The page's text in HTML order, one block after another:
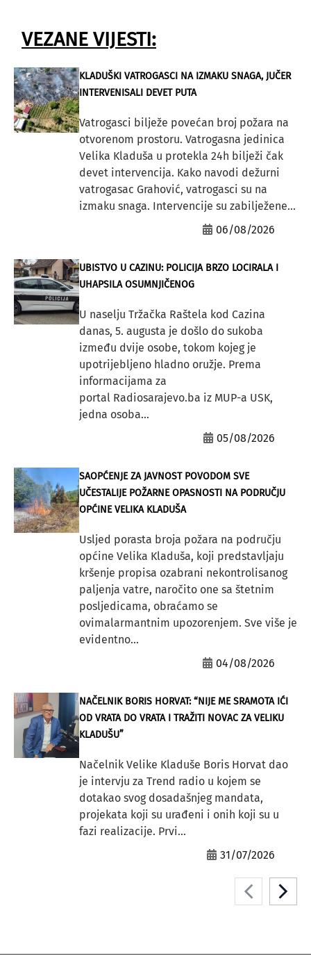
VEZANE VIJESTI:
KLADUŠKI VATROGASCI NA IZMAKU SNAGA, JUČER
INTERVENISALI DEVET PUTA
Vatrogasci bilježe povećan broj požara na
otvorenom prostoru. Vatrogasna jedinica
Velika Kladuša u protekla 24h bilježi čak
devet intervencija. Kako navodi dežurni
vatrogasac Grahović, vatrogasci su na
izmaku snaga. Intervencije su zabilježene...
06/08/2026
UBISTVO U CAZINU: POLICIJA BRZO LOCIRALA I
UHAPSILA OSUMNJIČENOG
U naselju Tržačka Raštela kod Cazina
danas, 5. augusta je došlo do sukoba
između dvije osobe, tokom kojeg je
upotrijebljeno hladno oružje. Prema
informacijama za
portal Radiosarajevo.ba iz MUP-a USK,
jedna osoba...
05/08/2026
SAOPĆENJE ZA JAVNOST POVODOM SVE
UČESTALIJE POŽARNE OPASNOSTI NA PODRUČJU
OPĆINE VELIKA KLADUŠA
Usljed porasta broja požara na području
općine Velika Kladuša, koji predstavljaju
kršenje propisa ozabrani nekontrolisanog
paljenja vatre, naročito one sa štetnim
posljedicama, obraćamo se
ovimalarmantnim upozorenjem. Sve više je
evidentno...
04/08/2026
NAČELNIK BORIS HORVAT: “NIJE ME SRAMOTA IĆI
OD VRATA DO VRATA I TRAŽITI NOVAC ZA VELIKU
KLADUŠU”
Načelnik Velike Kladuše Boris Horvat dao
je intervju za Trend radio u kojem se
dotakao svog dosadašnjeg mandata,
projekata koji su urađeni i onih koji su u
fazi realizacije. Prvi...
31/07/2026